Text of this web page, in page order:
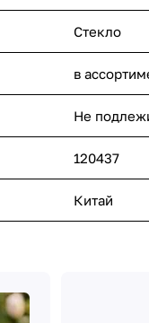
Стекло
в
Не
120437
Китай